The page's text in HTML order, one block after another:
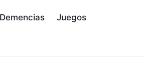
Juegos